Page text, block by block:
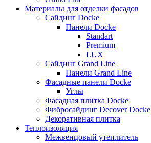
Материалы для отделки фасадов
Сайдинг Docke
Панели Docke
Standart
Premium
LUX
Сайдинг Grand Line
Панели Grand Line
Фасадные панели Docke
Углы
Фасадная плитка Docke
Фибросайдинг Decover Docke
Декоративная плитка
Теплоизоляция
Межвенцовый утеплитель